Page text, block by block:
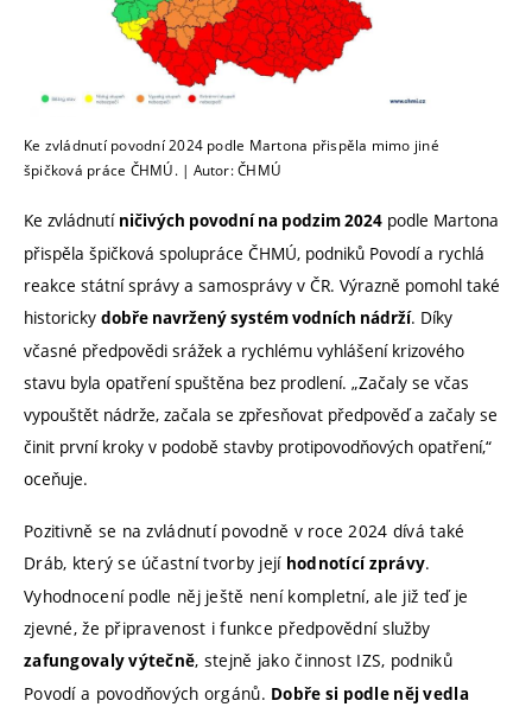
Ke zvládnutí povodní 2024 podle Martona přispěla mimo jiné
špičková práce ČHMÚ. | Autor: ČHMÚ
Ke zvládnutí ničivých povodní na podzim 2024 podle Martona
přispěla špičková spolupráce ČHMÚ, podniků Povodí a rychlá
reakce státní správy a samosprávy v ČR. Výrazně pomohl také
historicky dobře navržený systém vodních nádrží. Díky
včasné předpovědi srážek a rychlému vyhlášení krizového
stavu byla opatření spuštěna bez prodlení. „Začaly se včas
vypouštět nádrže, začala se zpřesňovat předpověď a začaly se
činit první kroky v podobě stavby protipovodňových opatření,“
oceňuje.
Pozitivně se na zvládnutí povodně v roce 2024 dívá také
Dráb, který se účastní tvorby její hodnotící zprávy.
Vyhodnocení podle něj ještě není kompletní, ale již teď je
zjevné, že připravenost i funkce předpovědní služby
zafungovaly výtečně, stejně jako činnost IZS, podniků
Povodí a povodňových orgánů. Dobře si podle něj vedla